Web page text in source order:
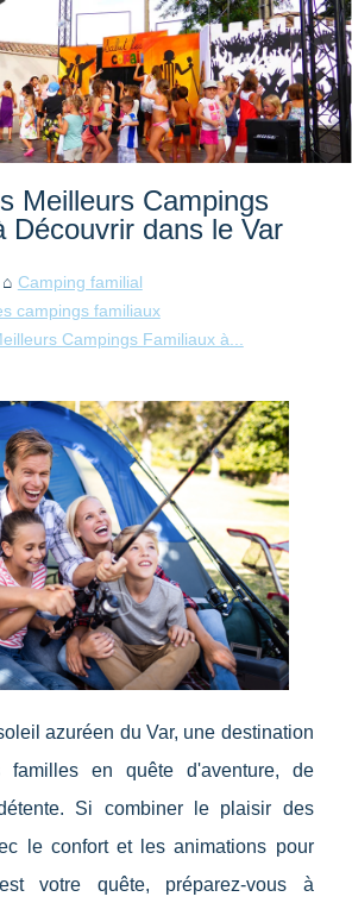
Meilleurs Campings
Découvrir dans le Var
Camping familial
campings familiaux
Campings Familiaux à...
azuréen du Var, une destination
en quête d'aventure, de
Si combiner le plaisir des
le confort et les animations pour
votre quête, préparez-vous à